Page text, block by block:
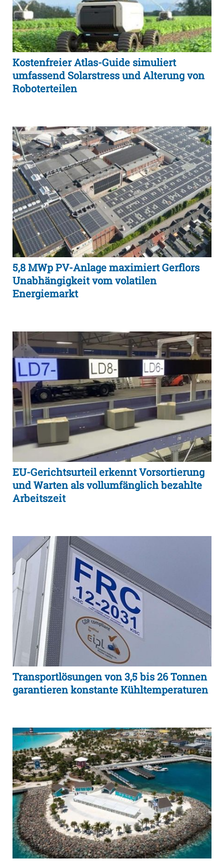
Kostenfreier Atlas-Guide simuliert
umfassend Solarstress und Alterung von
Roboterteilen
5,8 MWp PV-Anlage maximiert Gerflors
Unabhängigkeit vom volatilen
Energiemarkt
EU-Gerichtsurteil erkennt Vorsortierung
und Warten als vollumfänglich bezahlte
Arbeitszeit
Transportlösungen von 3,5 bis 26 Tonnen
garantieren konstante Kühltemperaturen